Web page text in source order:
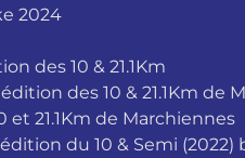
2024
des 10 & 21.1Km
des 10 & 21.1Km de
et 21.1Km de Marchiennes
du 10 & Semi (2022)